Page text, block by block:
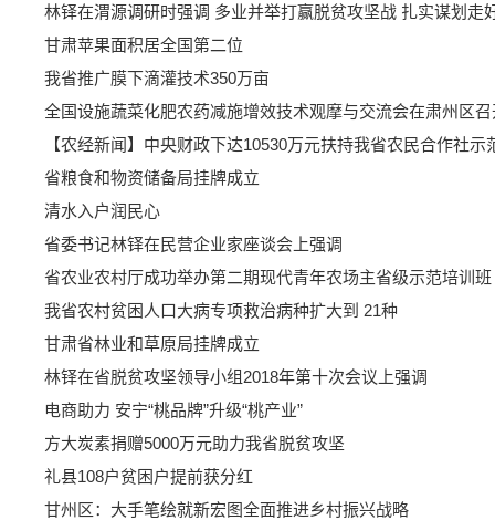
林铎在渭源调研时强调 多业并举打赢脱贫攻坚战 扎实谋划走
甘肃苹果面积居全国第二位
我省推广膜下滴灌技术350万亩
全国设施蔬菜化肥农药减施增效技术观摩与交流会在肃州区召
【农经新闻】中央财政下达10530万元扶持我省农民合作社示
省粮食和物资储备局挂牌成立
清水入户润民心
省委书记林铎在民营企业家座谈会上强调
省农业农村厅成功举办第二期现代青年农场主省级示范培训班
我省农村贫困人口大病专项救治病种扩大到 21种
甘肃省林业和草原局挂牌成立
林铎在省脱贫攻坚领导小组2018年第十次会议上强调
电商助力 安宁“桃品牌”升级“桃产业”
方大炭素捐赠5000万元助力我省脱贫攻坚
礼县108户贫困户提前获分红
甘州区：大手笔绘就新宏图全面推进乡村振兴战略